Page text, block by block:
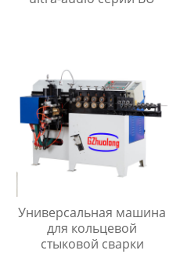
Универсальная машина
для кольцевой
стыковой сварки